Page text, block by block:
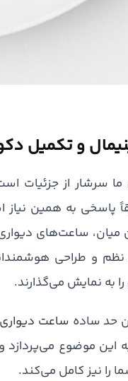
و تکمیل
ما سرشار از جزئیات
پاسخی به همین
میان، ساعت‌های
نظم و طراحی
را به نمایش می‌گذارند.
حد ساده ساعت
این موضوع
را نیز کامل می‌کند.